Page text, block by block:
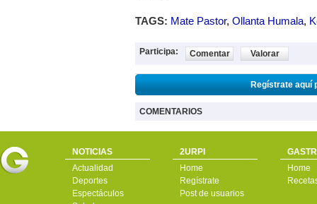
TAGS: Mate Pastor, Ollanta Humala,
Participa: Comentar Valorar
Regístrate aquí
COMENTARIOS
NOTICIAS
Actualidad
Deportes
Espectáculos
2URPI
Home
Regístrate
Post de usuarios
Home